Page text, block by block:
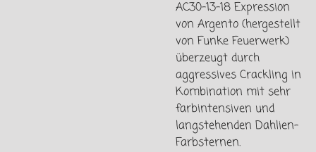
AC30-13-18 Expression
von Argento (hergestellt
von Funke Feuerwerk)
überzeugt durch
aggressives Crackling in
Kombination mit sehr
farbintensiven und
langstehenden Dahlien-
Farbsternen.